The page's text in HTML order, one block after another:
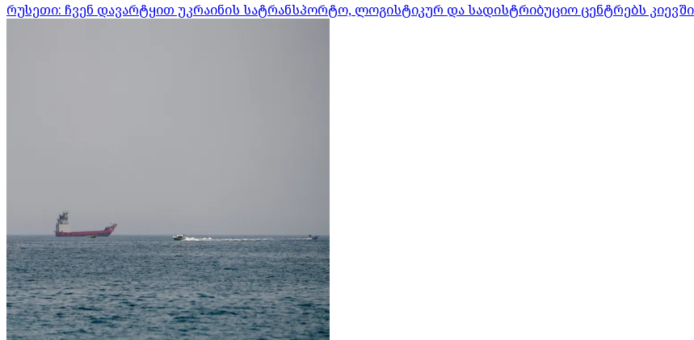
რუსეთი: ჩვენ დავარტყით უკრაინის სატრანსპორტო, ლოგისტიკურ და სადისტრიბუციო ცენტრებს კიევში